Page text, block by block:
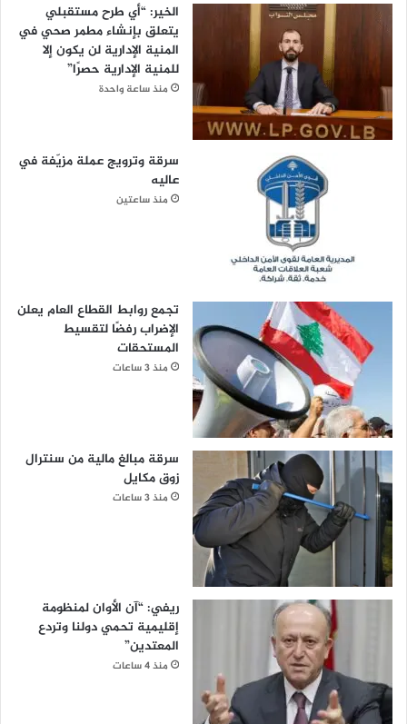
الخير: “أي طرح مستقبلي
يتعلق بإنشاء مطمر صحي في
المنية الإدارية لن يكون إلا
للمنية الإدارية حصرًا”
منذ ساعة واحدة
سرقة وترويج عملة مزيّفة في
عاليه
منذ ساعتين
تجمع روابط القطاع العام يعلن
الإضراب رفضًا لتقسيط
المستحقات
منذ 3 ساعات
سرقة مبالغ مالية من سنترال
زوق مكايل
منذ 3 ساعات
ريفي: “آن الأوان لمنظومة
إقليمية تحمي دولنا وتردع
المعتدين”
منذ 4 ساعات